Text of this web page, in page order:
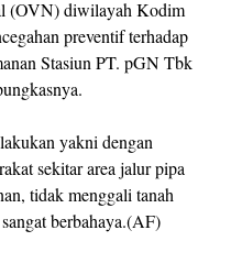
(OVN) diwilayah Kodim
preventif terhadap
Stasiun PT. pGN Tbk
yakni dengan
sekitar area jalur pipa
tidak menggali tanah
berbahaya.(AF)